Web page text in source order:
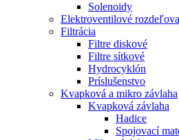
Solenoidy
Elektroventilové
Filtrácia
Filtre diskové
Filtre sítkové
Hydrocyklón
Príslušenstvo
Kvapková a mikro závlaha​
Kvapková závlaha
Hadice
Spojovací